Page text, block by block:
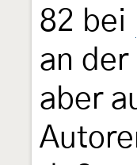
82 bei
an
aber